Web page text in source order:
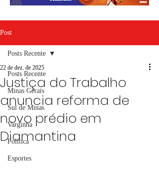
Post
Posts Recente
Minas Gerais
Sul de Minas
Varginha
Política
Esportes
Posts Recente
Justiça do Trabalho
anuncia reforma de
novo prédio em
Diamantina
22 de dez. de 2025